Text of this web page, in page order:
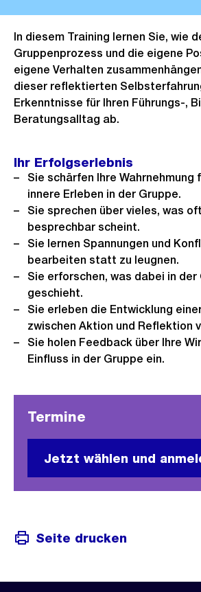
In diesem Training lernen Sie, wie
Gruppenprozess und die eigene
eigene Verhalten
dieser reflektierten
Erkenntnisse für Ihren Führungs-,
Beratungsalltag ab.
Ihr Erfolgserlebnis
Sie schärfen Ihre Wahrnehmung
innere Erleben in der Gruppe.
Sie sprechen über vieles, was
besprechbar scheint.
Sie lernen Spannungen und
bearbeiten statt zu leugnen.
Sie erforschen, was dabei in der
geschieht.
Sie erleben die Entwicklung
zwischen Aktion und Reflektion
Sie holen Feedback über Ihre
Einfluss in der Gruppe ein.
Termine
Jetzt wählen und
Seite drucken